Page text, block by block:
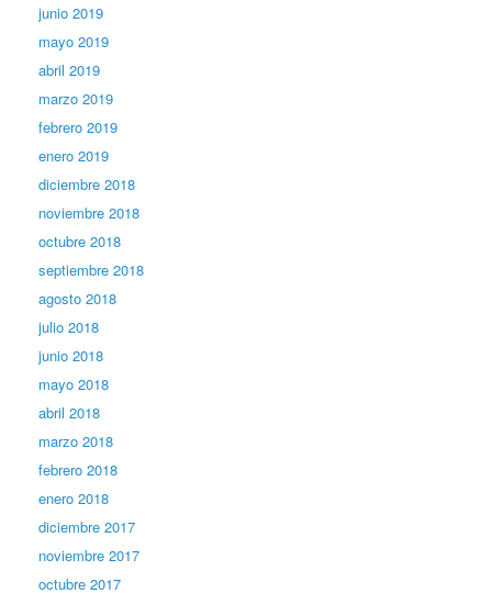
junio 2019
mayo 2019
abril 2019
marzo 2019
febrero 2019
enero 2019
diciembre 2018
noviembre 2018
octubre 2018
septiembre 2018
agosto 2018
julio 2018
junio 2018
mayo 2018
abril 2018
marzo 2018
febrero 2018
enero 2018
diciembre 2017
noviembre 2017
octubre 2017